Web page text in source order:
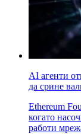
AI агенти
да сринe
Ethereum
когато
работи